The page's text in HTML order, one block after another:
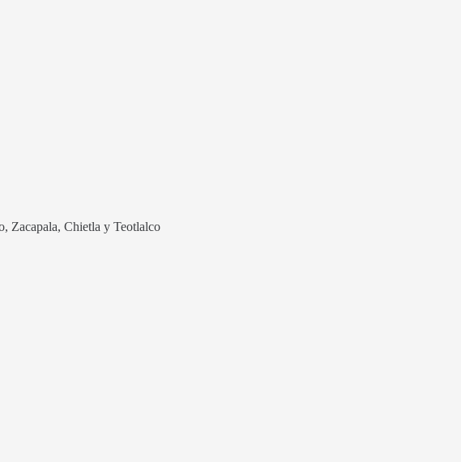
Zacapala, Chietla y Teotlalco